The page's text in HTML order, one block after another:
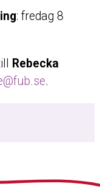
: fredag 8
Rebecka
.